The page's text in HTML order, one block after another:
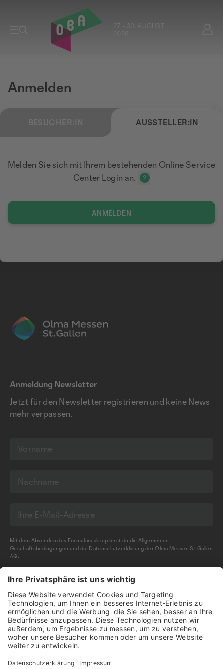
27. - 30. AUGUST
Anmelden
AUSSTELLER:IN
Melden Sie sich mit Ihrem bestehenden Online Service
Center Login an.
ANMELDEN
Anmeldung Newsletter
Jetzt für den Newsletter registrieren und keine News
mehr verpassen.
Mit dem Absenden des Formulars akzeptierst du dieAllgemeinen
Geschäftsbedingungen und die Datenschutzerklärung der Olma Messen St.Gallen
AG.
NEWSLETTER BESTELLEN